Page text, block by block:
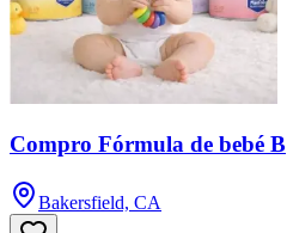
Compro Fórmula de bebé B
Bakersfield, CA